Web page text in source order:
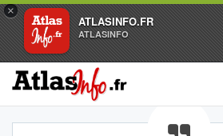
×
ATLASINFO.FR
ATLASINFO